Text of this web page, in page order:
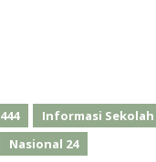
444 Informasi Sekolah
Nasional 24